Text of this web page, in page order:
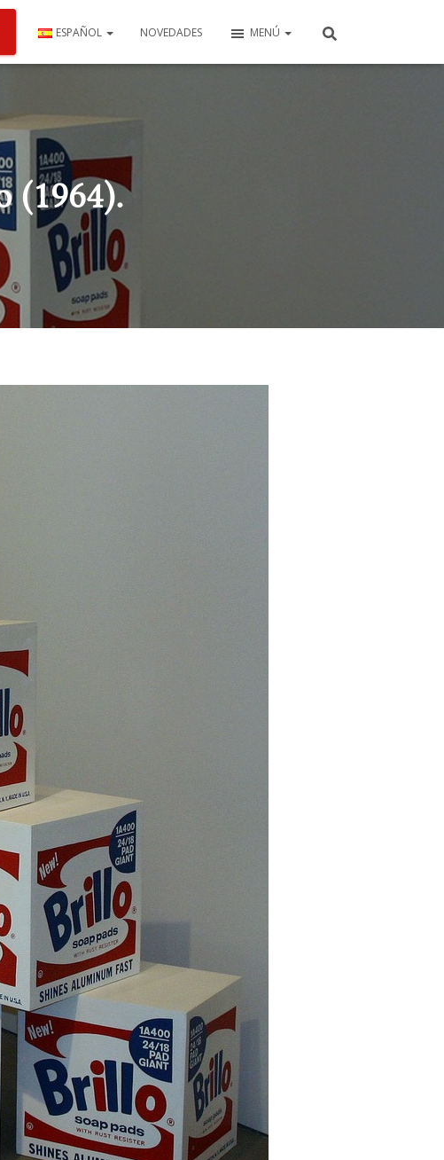
ESPAÑOL NOVEDADES MENÚ
(1964).